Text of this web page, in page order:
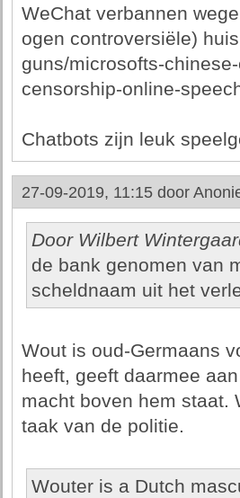
WeChat verbannen
ogen controversiële)
guns/microsofts-
censorship-online-
Chatbots zijn leuk
27-09-2019, 11:15 door
Door Wilbert
de bank genomen van
scheldnaam uit het
Wout is oud-Germaans
heeft, geeft daarmee
macht boven hem staat.
taak van de politie.
Wouter is a Dutch